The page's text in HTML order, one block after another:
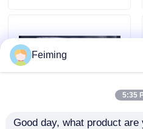
인용문을 요구하세요
고무 코팅 재료
Feiming
5:35
Good day, what product are